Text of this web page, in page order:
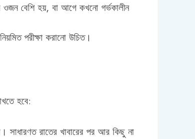
ওজন বেশি হয়, বা আগে কখনো গর্ভকালীন
পরীক্ষা করানো উচিত।
হবে:
সাধারণত রাতের খাবারের পর আর কিছু না